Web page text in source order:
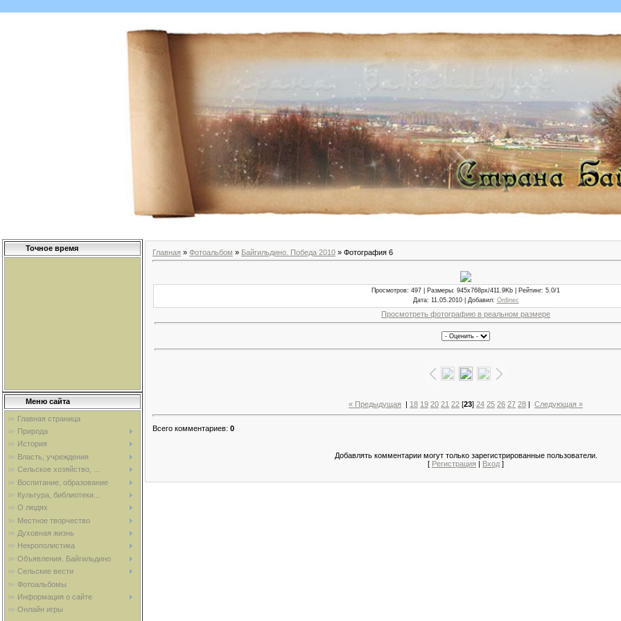
Точное время
Меню сайта
Главная страница
Природа
История
Власть, учреждения
Сельское хозяйство, ...
Воспитание, образование
Культура, библиотеки...
О людях
Местное творчество
Духовная жизнь
Некрополистика
Объявления. Байгильдино
Сельские вести
Фотоальбомы
Информация о сайте
Онлайн игры
Главная » Фотоальбом » Байгильдино. Победа 2010 » Фотография 6
Просмотров: 497 | Размеры: 945x768px/411.9Kb | Рейтинг: 5.0/1
Дата: 11.05.2010 | Добавил: Ordinec
Просмотреть фотографию в реальном размере
« Предыдущая 18 19 20 21 22 [23] 24 25 26 27 28 Следующая »
Всего комментариев: 0
Добавлять комментарии могут только зарегистрированные пользователи.
[ Регистрация | Вход ]